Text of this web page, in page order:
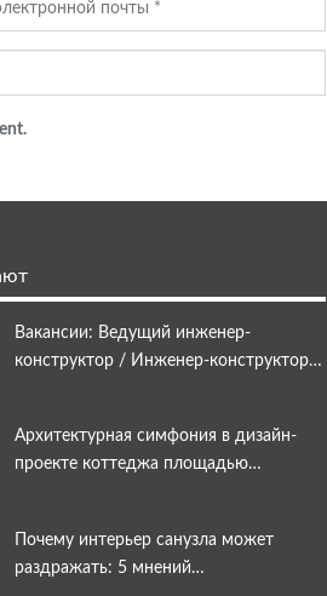
Вакансии: Ведущий инженер-
конструктор / Инженер-конструктор…
Архитектурная симфония в дизайн-
проекте коттеджа площадью…
Почему интерьер санузла может
раздражать: 5 мнений…